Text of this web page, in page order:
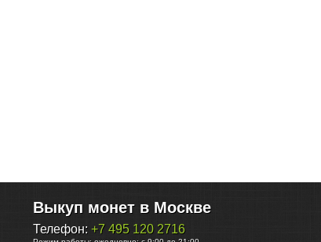
Выкуп монет в Москве
Телефон: +7 495 120 2716